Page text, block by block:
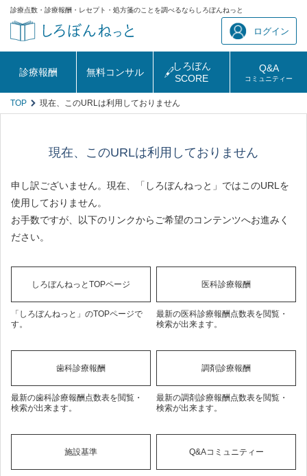
診療点数・診療報酬・レセプト・処方箋のことを調べるならしろぼんねっと
ログイン
診療報酬 無料コンサル
しろぼん
SCORE
Q&A
コミュニティー
TOP 現在、このURLは利用しておりません
現在、このURLは利用しておりません
申し訳ございません。現在、「しろぼんねっと」ではこのURLを
使用しておりません。
お手数ですが、以下のリンクからご希望のコンテンツへお進みく
ださい。
しろぼんねっとTOPページ
「しろぼんねっと」のTOPページで
す。
医科診療報酬
最新の医科診療報酬点数表を閲覧・
検索が出来ます。
歯科診療報酬
最新の歯科診療報酬点数表を閲覧・
検索が出来ます。
調剤診療報酬
最新の調剤診療報酬点数表を閲覧・
検索が出来ます。
施設基準 Q&Aコミュニティー